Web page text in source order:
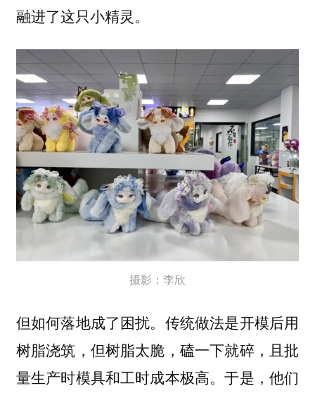
融进了这只小精灵。
摄影：李欣
但如何落地成了困扰。传统做法是开模后用
树脂浇筑，但树脂太脆，磕一下就碎，且批
量生产时模具和工时成本极高。于是，他们